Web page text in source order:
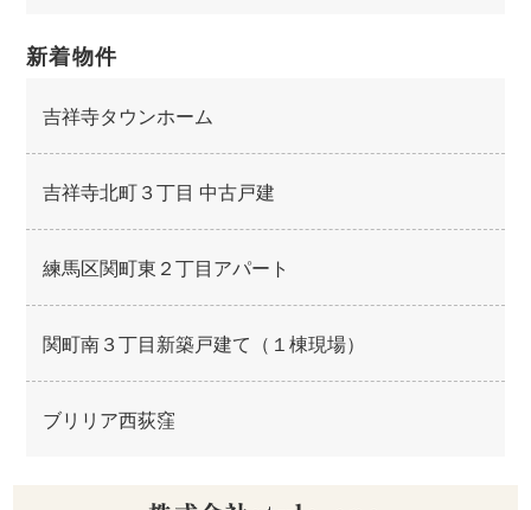
新着物件
吉祥寺タウンホーム
吉祥寺北町３丁目 中古戸建
練馬区関町東２丁目アパート
関町南３丁目新築戸建て（１棟現場）
ブリリア西荻窪